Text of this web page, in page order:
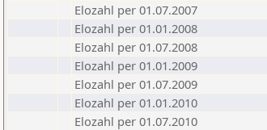
Elozahl per 01.07.2007
Elozahl per 01.01.2008
Elozahl per 01.07.2008
Elozahl per 01.01.2009
Elozahl per 01.07.2009
Elozahl per 01.01.2010
Elozahl per 01.07.2010